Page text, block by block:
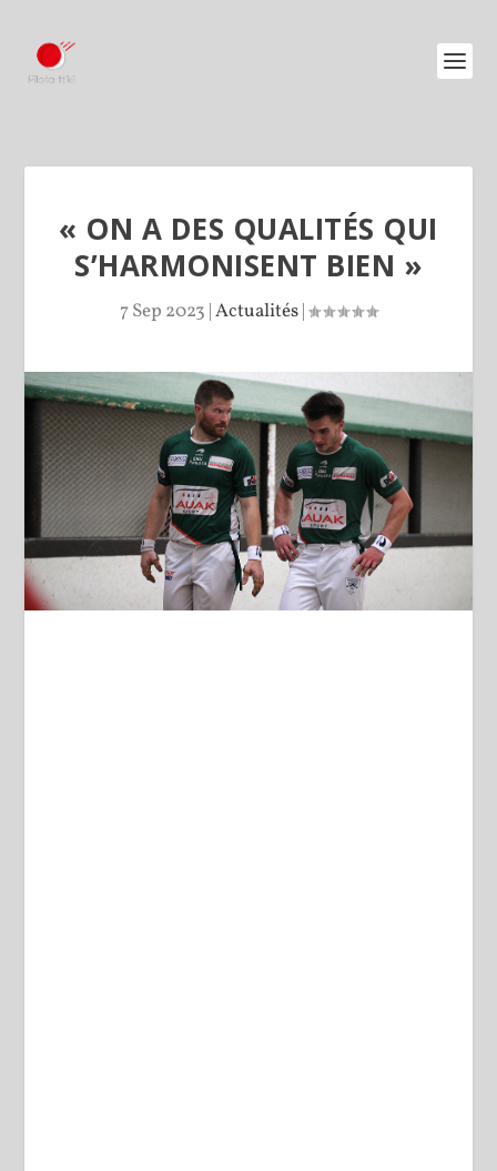
« ON A DES QUALITÉS QUI
S’HARMONISENT BIEN »
7 Sep 2023 |Actualités|